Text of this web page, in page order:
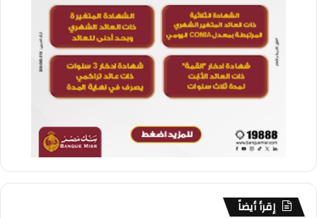
إقرأ أيضاً